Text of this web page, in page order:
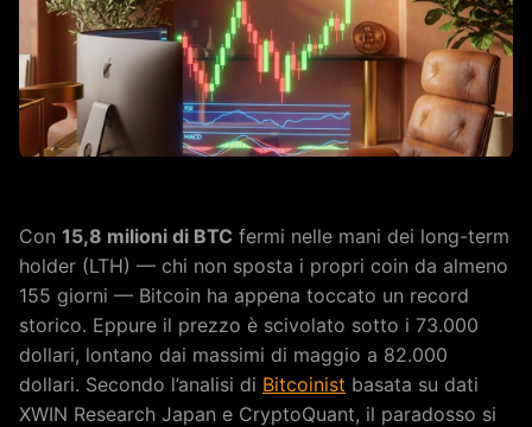
Con 15,8 milioni di BTC fermi nelle mani dei long-term
holder (LTH) — chi non sposta i propri coin da almeno
155 giorni — Bitcoin ha appena toccato un record
storico. Eppure il prezzo è scivolato sotto i 73.000
dollari, lontano dai massimi di maggio a 82.000
dollari. Secondo l’analisi di Bitcoinist basata su dati
XWIN Research Japan e CryptoQuant, il paradosso si